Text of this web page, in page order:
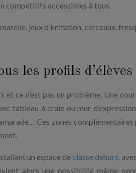
compétitifs accessibles à tous.
jeux d’imitation, cerceaux,
les profils d’élèves
ce n’est pas un problème. Une
tableau à craie ou mur
Ces zones
un espace de classe dehors,
alors une possibilité même